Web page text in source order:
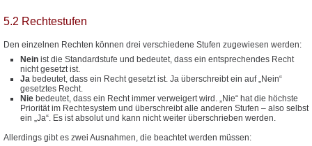
5.2 Rechtestufen
Den einzelnen Rechten können drei verschiedene Stufen zugewiesen werden:
Nein ist die Standardstufe und bedeutet, dass ein entsprechendes Recht
nicht gesetzt ist.
Ja bedeutet, dass ein Recht gesetzt ist. Ja überschreibt ein auf „Nein“
gesetztes Recht.
Nie bedeutet, dass ein Recht immer verweigert wird. „Nie“ hat die höchste
Priorität im Rechtesystem und überschreibt alle anderen Stufen – also selbst
ein „Ja“. Es ist absolut und kann nicht weiter überschrieben werden.
Allerdings gibt es zwei Ausnahmen, die beachtet werden müssen: